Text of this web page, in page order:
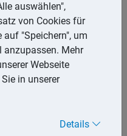
Verfahren –
24 – aufgrund
heute entschieden,
Bewertung von
der
werden, nicht
auswählen",
von Cookies für
auf "Speichern", um
anzupassen. Mehr
Webseite
in unserer
Details